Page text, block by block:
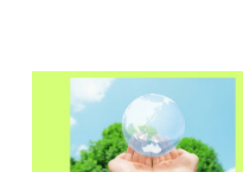
記事検索
く！